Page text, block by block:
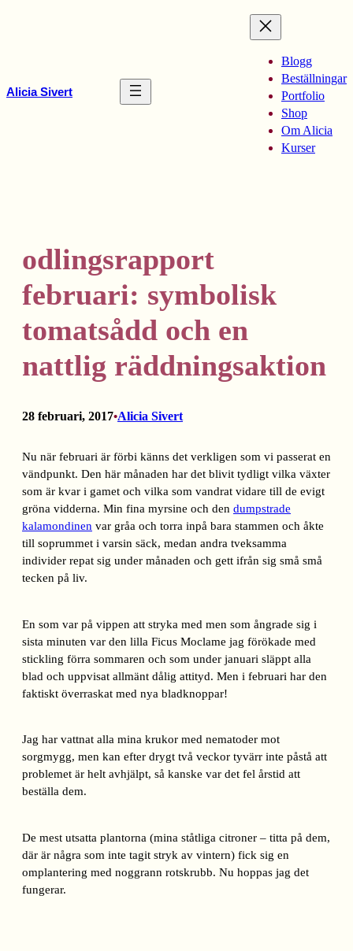
Alicia Sivert
Blogg
Beställningar
Portfolio
Shop
Om Alicia
Kurser
odlingsrapport
februari: symbolisk
tomatsådd och en
nattlig räddningsaktion
28 februari, 2017•Alicia Sivert
Nu när februari är förbi känns det verkligen som vi passerat en
vändpunkt. Den här månaden har det blivit tydligt vilka växter
som är kvar i gamet och vilka som vandrat vidare till de evigt
gröna vidderna. Min fina myrsine och den dumpstrade
kalamondinen var gråa och torra inpå bara stammen och åkte
till soprummet i varsin säck, medan andra tveksamma
individer repat sig under månaden och gett ifrån sig små små
tecken på liv.
En som var på vippen att stryka med men som ångrade sig i
sista minuten var den lilla Ficus Moclame jag förökade med
stickling förra sommaren och som under januari släppt alla
blad och uppvisat allmänt dålig attityd. Men i februari har den
faktiskt överraskat med nya bladknoppar!
Jag har vattnat alla mina krukor med nematoder mot
sorgmygg, men kan efter drygt två veckor tyvärr inte påstå att
problemet är helt avhjälpt, så kanske var det fel årstid att
beställa dem.
De mest utsatta plantorna (mina ståtliga citroner – titta på dem,
där är några som inte tagit stryk av vintern) fick sig en
omplantering med noggrann rotskrubb. Nu hoppas jag det
fungerar.